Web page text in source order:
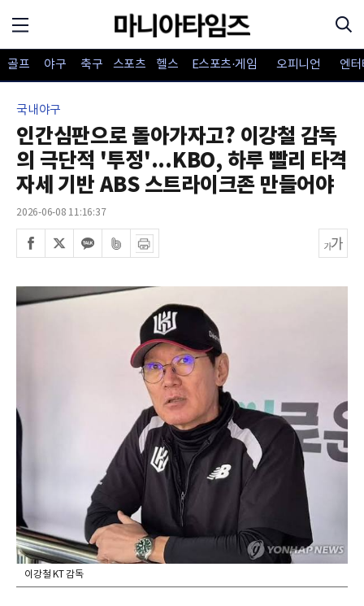
골프 야구 축구 스포츠 헬스 E스포츠·게임 오피니언 엔
국내야구
인간심판으로 돌아가자고? 이강철 감독
의 극단적 '투정'...KBO, 하루 빨리 타격
자세 기반 ABS 스트라이크존 만들어야
2026-06-08 11:16:37
이강철 KT 감독